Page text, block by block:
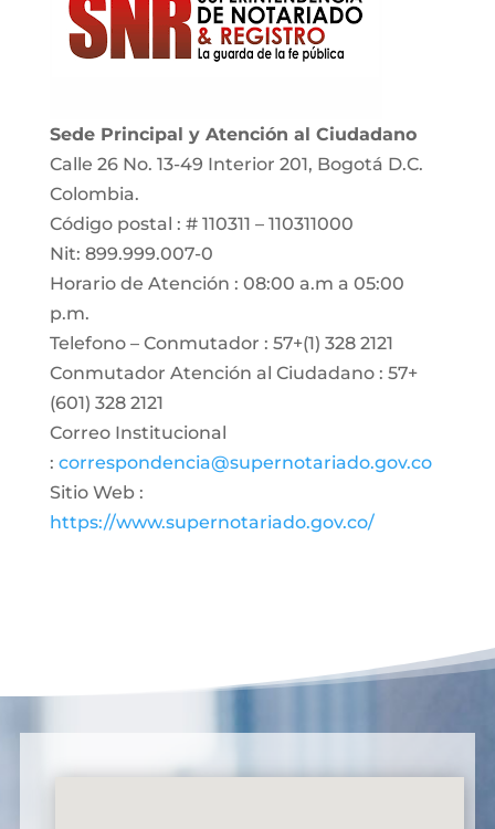
Sede Principal y Atención al Ciudadano
Calle 26 No. 13-49 Interior 201, Bogotá D.C.
Colombia.
Código postal : # 110311 – 110311000
Nit: 899.999.007-0
Horario de Atención : 08:00 a.m a 05:00
p.m.
Telefono – Conmutador : 57+(1) 328 2121
Conmutador Atención al Ciudadano : 57+
(601) 328 2121
Correo Institucional
: correspondencia@supernotariado.gov.co
Sitio Web :
https://www.supernotariado.gov.co/